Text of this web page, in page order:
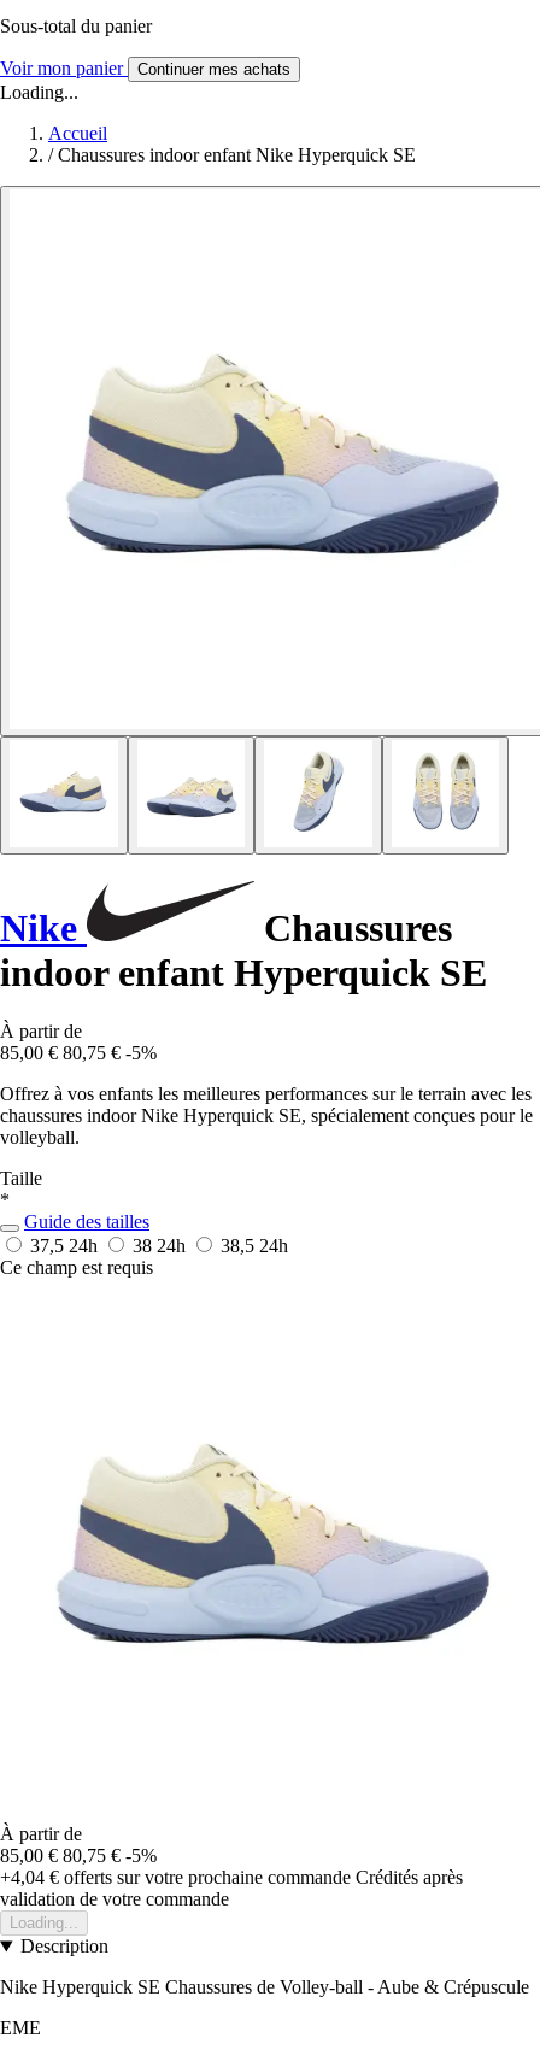
Sous-total du panier
Voir mon panier Continuer mes achats
Loading...
Accueil
/ Chaussures indoor enfant Nike Hyperquick SE
Nike
Chaussures
indoor enfant Hyperquick SE
À partir de
85,00 € 80,75 € -5%
Offrez à vos enfants les meilleures performances sur le terrain avec les
chaussures indoor Nike Hyperquick SE, spécialement conçues pour le
volleyball.
Taille
*
Guide des tailles
37,5 24h 38 24h 38,5 24h
Ce champ est requis
À partir de
85,00 € 80,75 € -5%
+4,04 € offerts sur votre prochaine commande Crédités après
validation de votre commande
Loading...
Description
Nike Hyperquick SE Chaussures de Volley-ball - Aube & Crépuscule
EME